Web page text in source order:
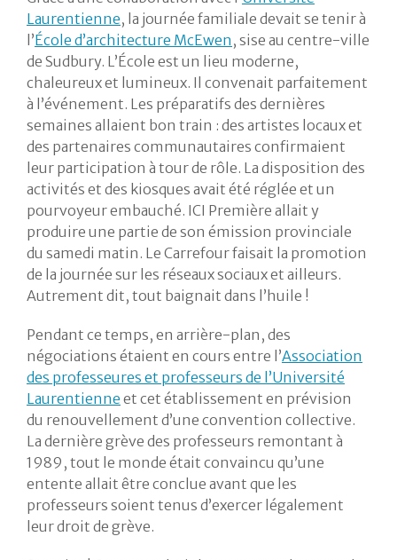
Laurentienne, la journée familiale devait se tenir à
l’École d’architecture McEwen , sise au centre-ville
de Sudbury. L’École est un lieu moderne,
chaleureux et lumineux. Il convenait parfaitement
à l’événement. Les préparatifs des dernières
semaines allaient bon train : des artistes locaux et
des partenaires communautaires confirmaient
leur participation à tour de rôle. La disposition des
activités et des kiosques avait été réglée et un
pourvoyeur embauché. ICI Première allait y
produire une partie de son émission provinciale
du samedi matin. Le Carrefour faisait la promotion
de la journée sur les réseaux sociaux et ailleurs.
Autrement dit, tout baignait dans l’huile !
Pendant ce temps, en arrière-plan, des
négociations étaient en cours entre l’Association
des professeures et professeurs de l’Université
Laurentienne et cet établissement en prévision
du renouvellement d’une convention collective.
La dernière grève des professeurs remontant à
1989, tout le monde était convaincu qu’une
entente allait être conclue avant que les
professeurs soient tenus d’exercer légalement
leur droit de grève.